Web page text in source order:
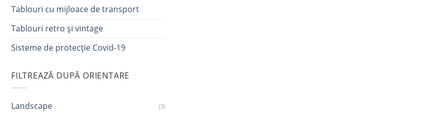
Tablouri cu mijloace de transport
Tablouri retro și vintage
Sisteme de protecție Covid-19
FILTREAZĂ DUPĂ ORIENTARE
Landscape (3)